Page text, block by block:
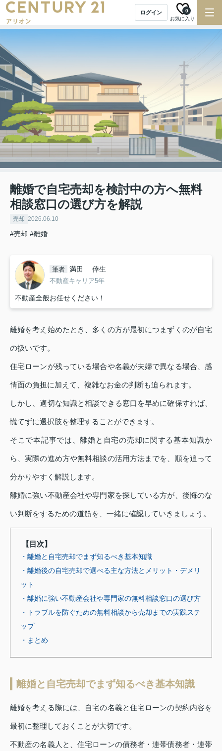
ログイン
お気に入り
0
離婚で自宅売却を検討中の方へ無料
相談窓口の選び方を解説
売却 2026.06.10
#売却 #離婚
筆者 満田 倖生
不動産キャリア5年
不動産全般お任せください！
離婚を考え始めたとき、多くの方が最初につまずくのが自宅
の扱いです。
住宅ローンが残っている場合や名義が夫婦で異なる場合、感
情面の負担に加えて、複雑なお金の判断も迫られます。
しかし、適切な知識と相談できる窓口を早めに確保すれば、
慌てずに選択肢を整理することができます。
そこで本記事では、離婚と自宅の売却に関する基本知識か
ら、実際の進め方や無料相談の活用方法までを、順を追って
分かりやすく解説します。
離婚に強い不動産会社や専門家を探している方が、後悔のな
い判断をするための道筋を、一緒に確認していきましょう。
【目次】
・離婚と自宅売却でまず知るべき基本知識
・離婚後の自宅売却で選べる主な方法とメリット・デメリ
ット
・離婚に強い不動産会社や専門家の無料相談窓口の選び方
・トラブルを防ぐための無料相談から売却までの実践ステ
ップ
・まとめ
離婚と自宅売却でまず知るべき基本知識
離婚を考える際には、自宅の名義と住宅ローンの契約内容を
最初に整理しておくことが大切です。
不動産の名義人と、住宅ローンの債務者・連帯債務者・連帯